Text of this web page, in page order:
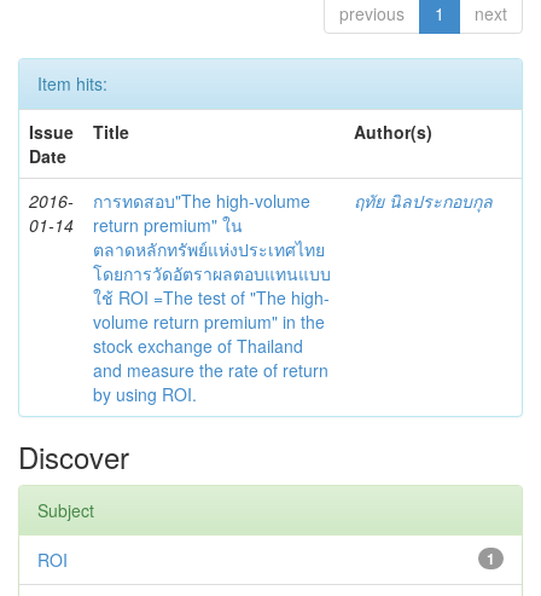
previous 1 next
Item hits:
Issue
Date
Title Author(s)
2016-
01-14
การทดสอบ"The high-volume
return premium" ใน
ตลาดหลักทรัพย์แห่งประเทศไทย
โดยการวัดอัตราผลตอบแทนแบบ
ใช้ ROI =The test of "The high-
volume return premium" in the
stock exchange of Thailand
and measure the rate of return
by using ROI.
ฤทัย นิลประกอบกุล
Discover
Subject
1
ROI